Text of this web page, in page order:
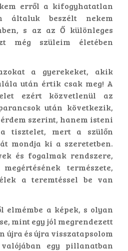
erről a kifogyhatatlan
általuk beszélt nekem
s az az Ő különleges
még szüleim életében
a gyerekeket, akik
után értik csak meg! A
ezért közvetlenül az
után következik,
szerint, hanem isteni
tisztelet, mert a szülőn
mondja ki a szeretetben.
és fogalmak rendszere,
természete,
a teremtéssel be van
elmémbe a képek, s olyan
mint egy jól megrendezett
újra és újra visszatapsolom
egy pillanatban